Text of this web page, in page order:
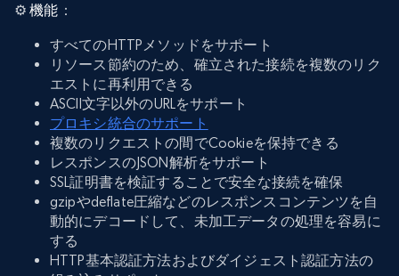
⚙️機能 ：
すべてのHTTPメソッドをサポート
リソース節約のため、確立された接続を複数のリク
エストに再利用できる
ASCII文字以外のURLをサポート
プロキシ統合のサポート
複数のリクエストの間でCookieを保持できる
レスポンスのJSON解析をサポート
SSL証明書を検証することで安全な接続を確保
gzipやdeflate圧縮などのレスポンスコンテンツを自
動的にデコードして、未加工データの処理を容易に
する
HTTP基本認証方法およびダイジェスト認証方法の